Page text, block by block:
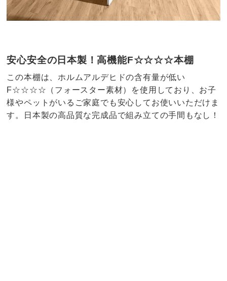
安心安全の日本製！高機能F☆☆☆☆本棚
この本棚は、ホルムアルデヒドの含有量が低い
F☆☆☆☆（フォースター素材）を使用しており、お子
様やペットがいるご家庭でも安心してお使いいただけま
す。日本製の高品質な完成品で組み立ての手間もなし！